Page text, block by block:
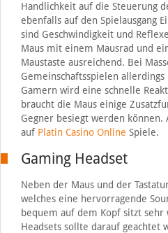
Handlichkeit auf die Steuerung
ebenfalls auf den Spielausgang
sind Geschwindigkeit und
Maus mit einem Mausrad und
Maustaste ausreichend. Bei
Gemeinschaftsspielen
Gamern wird eine schnelle
braucht die Maus einige
Gegner besiegt werden
auf Platin Casino Online Spiele.
Gaming Headset
Neben der Maus und der
welches eine hervorragende
bequem auf dem Kopf sitzt
Headsets sollte darauf geachtet